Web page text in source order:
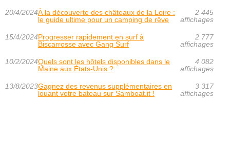
20/4/2024À la découverte des châteaux de la Loire :
le guide ultime pour un camping de rêve
2 445
affichages
15/4/2024Progresser rapidement en surf à
Biscarrosse avec Gang Surf
2 777
affichages
10/2/2024Quels sont les hôtels disponibles dans le
Maine aux États-Unis ?
4 082
affichages
13/8/2023Gagnez des revenus supplémentaires en
louant votre bateau sur Samboat.it !
3 317
affichages